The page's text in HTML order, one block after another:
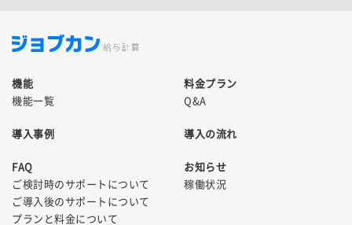
機能
機能一覧
料金プラン
Q&A
導入事例 導入の流れ
FAQ
ご検討時のサポートについて
ご導入後のサポートについて
プランと料金について
お知らせ
稼働状況